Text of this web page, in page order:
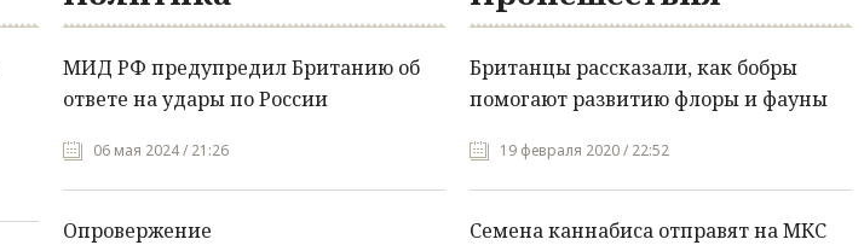
МИД РФ предупредил Британию об
ответе на удары по России
06 мая 2024 / 21:26
Опровержение
Британцы рассказали, как бобры
помогают развитию флоры и фауны
19 февраля 2020 / 22:52
Семена каннабиса отправят на МКС